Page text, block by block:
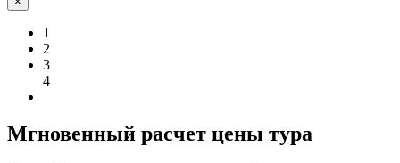
1
2
3
4
Мгновенный расчет цены тура